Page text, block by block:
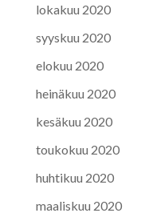
lokakuu 2020
syyskuu 2020
elokuu 2020
heinäkuu 2020
kesäkuu 2020
toukokuu 2020
huhtikuu 2020
maaliskuu 2020